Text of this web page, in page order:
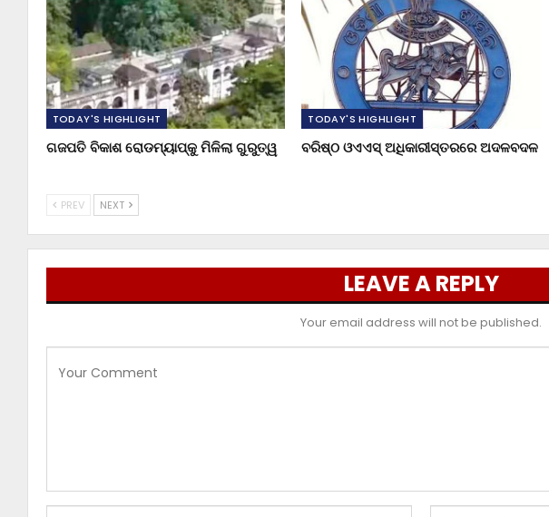
TODAY'S HIGHLIGHT
ଗଜପତି ବିକାଶ ରୋଡମ୍ୟାପ୍‌କୁ ମିଳିଲା ଗୁରୁତ୍ୱ
TODAY'S HIGHLIGHT
ବରିଷ୍ଠ ଓଏଏସ୍‌ ଅଧିକାରୀସ୍ତରରେ ଅଦଳବଦଳ
PREV NEXT
LEAVE A REPLY
Your email address will not be published.